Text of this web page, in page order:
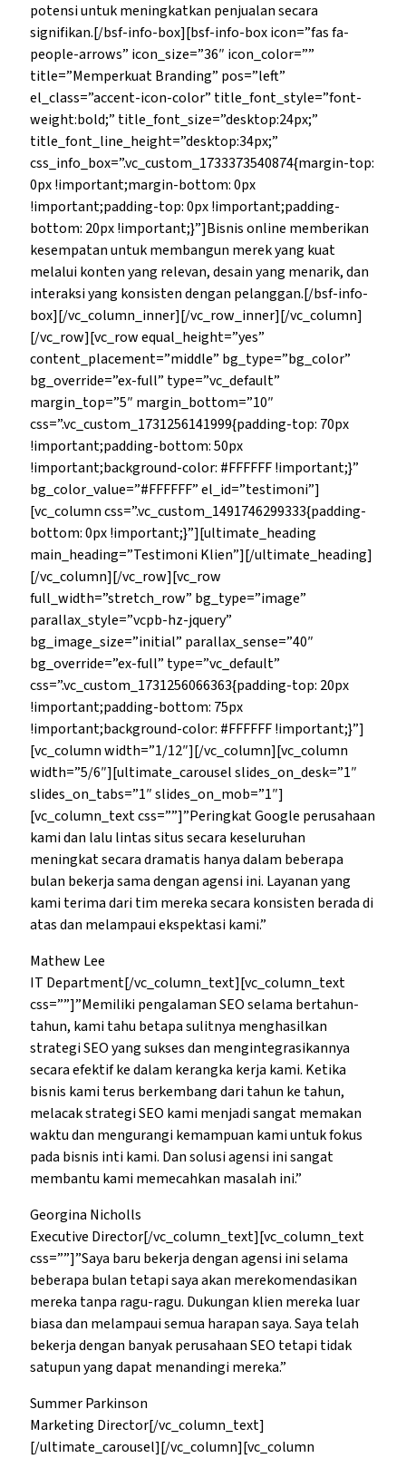
potensi untuk meningkatkan penjualan secara
signifikan.[/bsf-info-box][bsf-info-box icon=”fas fa-
people-arrows” icon_size=”36″ icon_color=””
title=”Memperkuat Branding” pos=”left”
el_class=”accent-icon-color” title_font_style=”font-
weight:bold;” title_font_size=”desktop:24px;”
title_font_line_height=”desktop:34px;”
css_info_box=”.vc_custom_1733373540874{margin-top:
0px !important;margin-bottom: 0px
!important;padding-top: 0px !important;padding-
bottom: 20px !important;}”]Bisnis online memberikan
kesempatan untuk membangun merek yang kuat
melalui konten yang relevan, desain yang menarik, dan
interaksi yang konsisten dengan pelanggan.[/bsf-info-
box][/vc_column_inner][/vc_row_inner][/vc_column]
[/vc_row][vc_row equal_height=”yes”
content_placement=”middle” bg_type=”bg_color”
bg_override=”ex-full” type=”vc_default”
margin_top=”5″ margin_bottom=”10″
css=”.vc_custom_1731256141999{padding-top: 70px
!important;padding-bottom: 50px
!important;background-color: #FFFFFF !important;}”
bg_color_value=”#FFFFFF” el_id=”testimoni”]
[vc_column css=”.vc_custom_1491746299333{padding-
bottom: 0px !important;}”][ultimate_heading
main_heading=”Testimoni Klien”][/ultimate_heading]
[/vc_column][/vc_row][vc_row
full_width=”stretch_row” bg_type=”image”
parallax_style=”vcpb-hz-jquery”
bg_image_size=”initial” parallax_sense=”40″
bg_override=”ex-full” type=”vc_default”
css=”.vc_custom_1731256066363{padding-top: 20px
!important;padding-bottom: 75px
!important;background-color: #FFFFFF !important;}”]
[vc_column width=”1/12″][/vc_column][vc_column
width=”5/6″][ultimate_carousel slides_on_desk=”1″
slides_on_tabs=”1″ slides_on_mob=”1″]
[vc_column_text css=””]”Peringkat Google perusahaan
kami dan lalu lintas situs secara keseluruhan
meningkat secara dramatis hanya dalam beberapa
bulan bekerja sama dengan agensi ini. Layanan yang
kami terima dari tim mereka secara konsisten berada di
atas dan melampaui ekspektasi kami.”
Mathew Lee
IT Department[/vc_column_text][vc_column_text
css=””]”Memiliki pengalaman SEO selama bertahun-
tahun, kami tahu betapa sulitnya menghasilkan
strategi SEO yang sukses dan mengintegrasikannya
secara efektif ke dalam kerangka kerja kami. Ketika
bisnis kami terus berkembang dari tahun ke tahun,
melacak strategi SEO kami menjadi sangat memakan
waktu dan mengurangi kemampuan kami untuk fokus
pada bisnis inti kami. Dan solusi agensi ini sangat
membantu kami memecahkan masalah ini.”
Georgina Nicholls
Executive Director[/vc_column_text][vc_column_text
css=””]”Saya baru bekerja dengan agensi ini selama
beberapa bulan tetapi saya akan merekomendasikan
mereka tanpa ragu-ragu. Dukungan klien mereka luar
biasa dan melampaui semua harapan saya. Saya telah
bekerja dengan banyak perusahaan SEO tetapi tidak
satupun yang dapat menandingi mereka.”
Summer Parkinson
Marketing Director[/vc_column_text]
[/ultimate_carousel][/vc_column][vc_column